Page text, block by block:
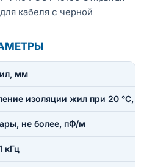
кабеля с черной
мм
изоляции жил при 20 °C,
не более, пФ/м
кГц